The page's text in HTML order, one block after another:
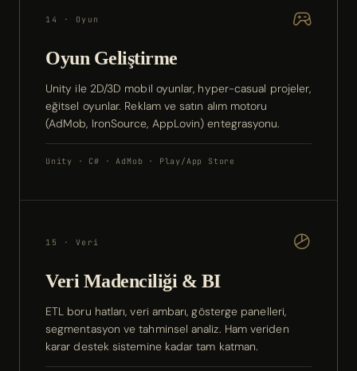
14 · Oyun
Oyun Geliştirme
Unity ile 2D/3D mobil oyunlar, hyper-casual projeler,
eğitsel oyunlar. Reklam ve satın alım motoru
(AdMob, IronSource, AppLovin) entegrasyonu.
Unity · C# · AdMob · Play/App Store
15 · Veri
Veri Madenciliği & BI
ETL boru hatları, veri ambarı, gösterge panelleri,
segmentasyon ve tahminsel analiz. Ham veriden
karar destek sistemine kadar tam katman.